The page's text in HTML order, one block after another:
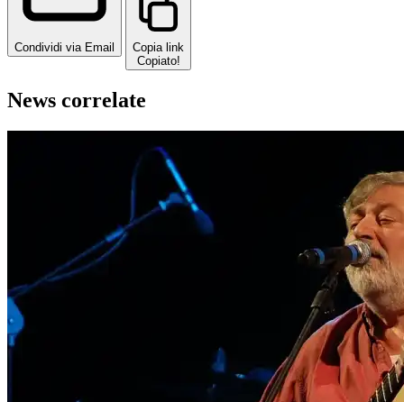
Condividi via Email
Copia link
Copiato!
News correlate